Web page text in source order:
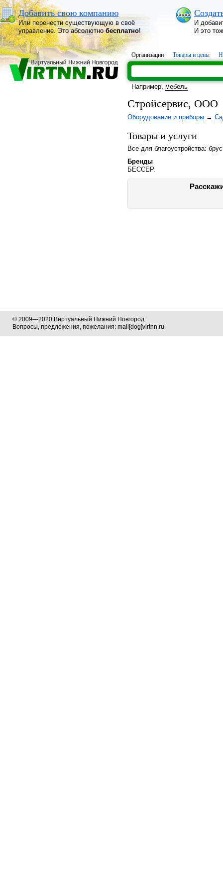
Добавить свою компанию
Или перенести существующую в своё
управление. Это абсолютнобесплатно!
И
И это
Организации Товары и цены
Например, мебель
Стройсервис, ООО
Оборудование и приборы →
Товары и услуги
Все для благоустройства:
Бренды
БЕССЕР.
© 2009—2020 Виртуальный Нижний Новгород
Вопросы, предложения, пожелания: mail[dog]virtnn.ru